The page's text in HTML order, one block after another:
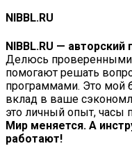
NIBBL.RU
NIBBL.RU —
Делюсь проверенными
помогают решать
программами. Это мой
вклад в ваше
это личный опыт, часы
Мир меняется. А
работают!